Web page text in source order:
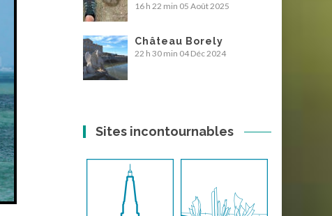
16 h 22 min 05 Août 2025
Château Borely
22 h 30 min 04 Déc 2024
Sites incontournables